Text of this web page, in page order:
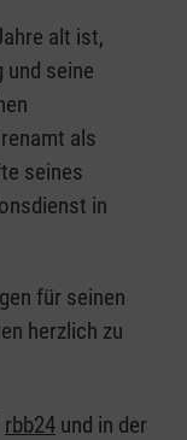
alt ist,
seine
als
seines
in
für seinen
herzlich zu
rbb24 und in der